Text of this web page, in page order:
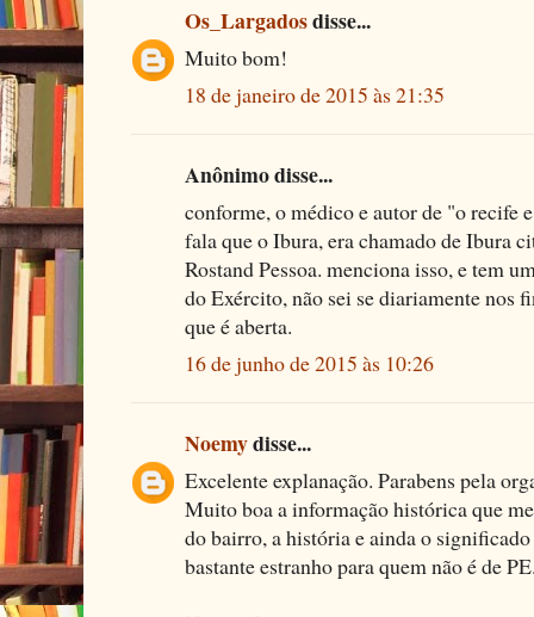
Os_Largadosdisse...
Muito bom!
18 de janeiro de 2015 às 21:35
Anônimo disse...
conforme, o médico e autor de "o recife
fala que o Ibura, era chamado de Ibura
Rostand Pessoa. menciona isso, e tem
do Exército, não sei se diariamente nos
que é aberta.
16 de junho de 2015 às 10:26
Noemydisse...
Excelente explanação. Parabens pela
Muito boa a informação histórica que
do bairro, a história e ainda o
bastante estranho para quem não é de